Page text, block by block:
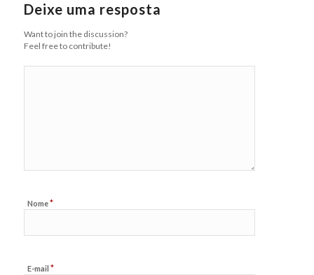
Deixe uma resposta
Want to join the discussion?
Feel free to contribute!
Nome*
E-mail *